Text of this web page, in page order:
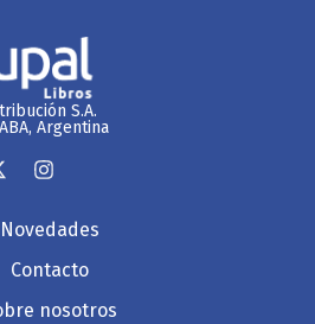
S.A.
Argentina
Novedades
Contacto
nosotros